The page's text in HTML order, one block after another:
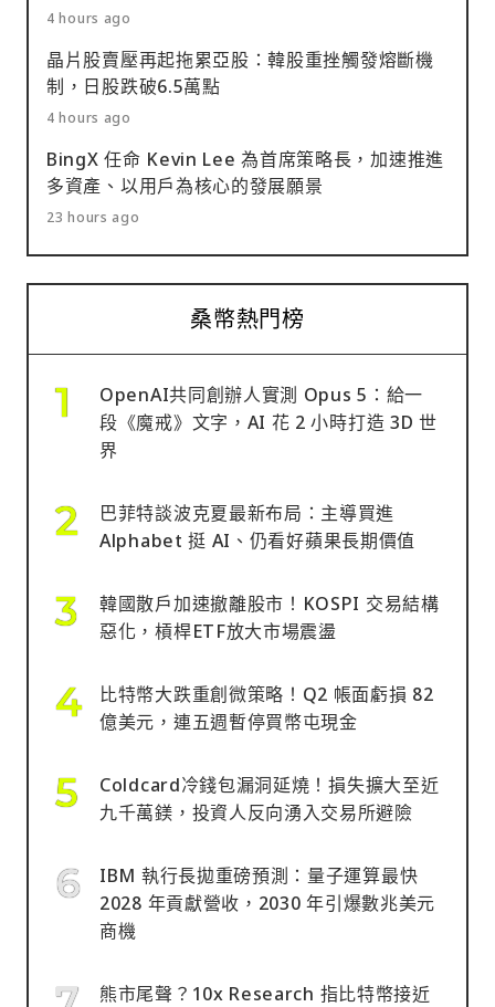
4 hours ago
晶片股賣壓再起拖累亞股：韓股重挫觸發熔斷機
制，日股跌破6.5萬點
4 hours ago
BingX 任命 Kevin Lee 為首席策略長，加速推進
多資產、以用戶為核心的發展願景
23 hours ago
桑幣熱門榜
OpenAI共同創辦人實測 Opus 5：給一
段《魔戒》文字，AI 花 2 小時打造 3D 世
界
巴菲特談波克夏最新布局：主導買進
Alphabet 挺 AI、仍看好蘋果長期價值
韓國散戶加速撤離股市！KOSPI 交易結構
惡化，槓桿ETF放大市場震盪
比特幣大跌重創微策略！Q2 帳面虧損 82
億美元，連五週暫停買幣屯現金
Coldcard冷錢包漏洞延燒！損失擴大至近
九千萬鎂，投資人反向湧入交易所避險
IBM 執行長拋重磅預測：量子運算最快
2028 年貢獻營收，2030 年引爆數兆美元
商機
熊市尾聲？10x Research 指比特幣接近